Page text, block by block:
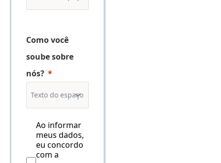
Como você
soube sobre
nós?
Ao informar
meus dados,
eu concordo
com a